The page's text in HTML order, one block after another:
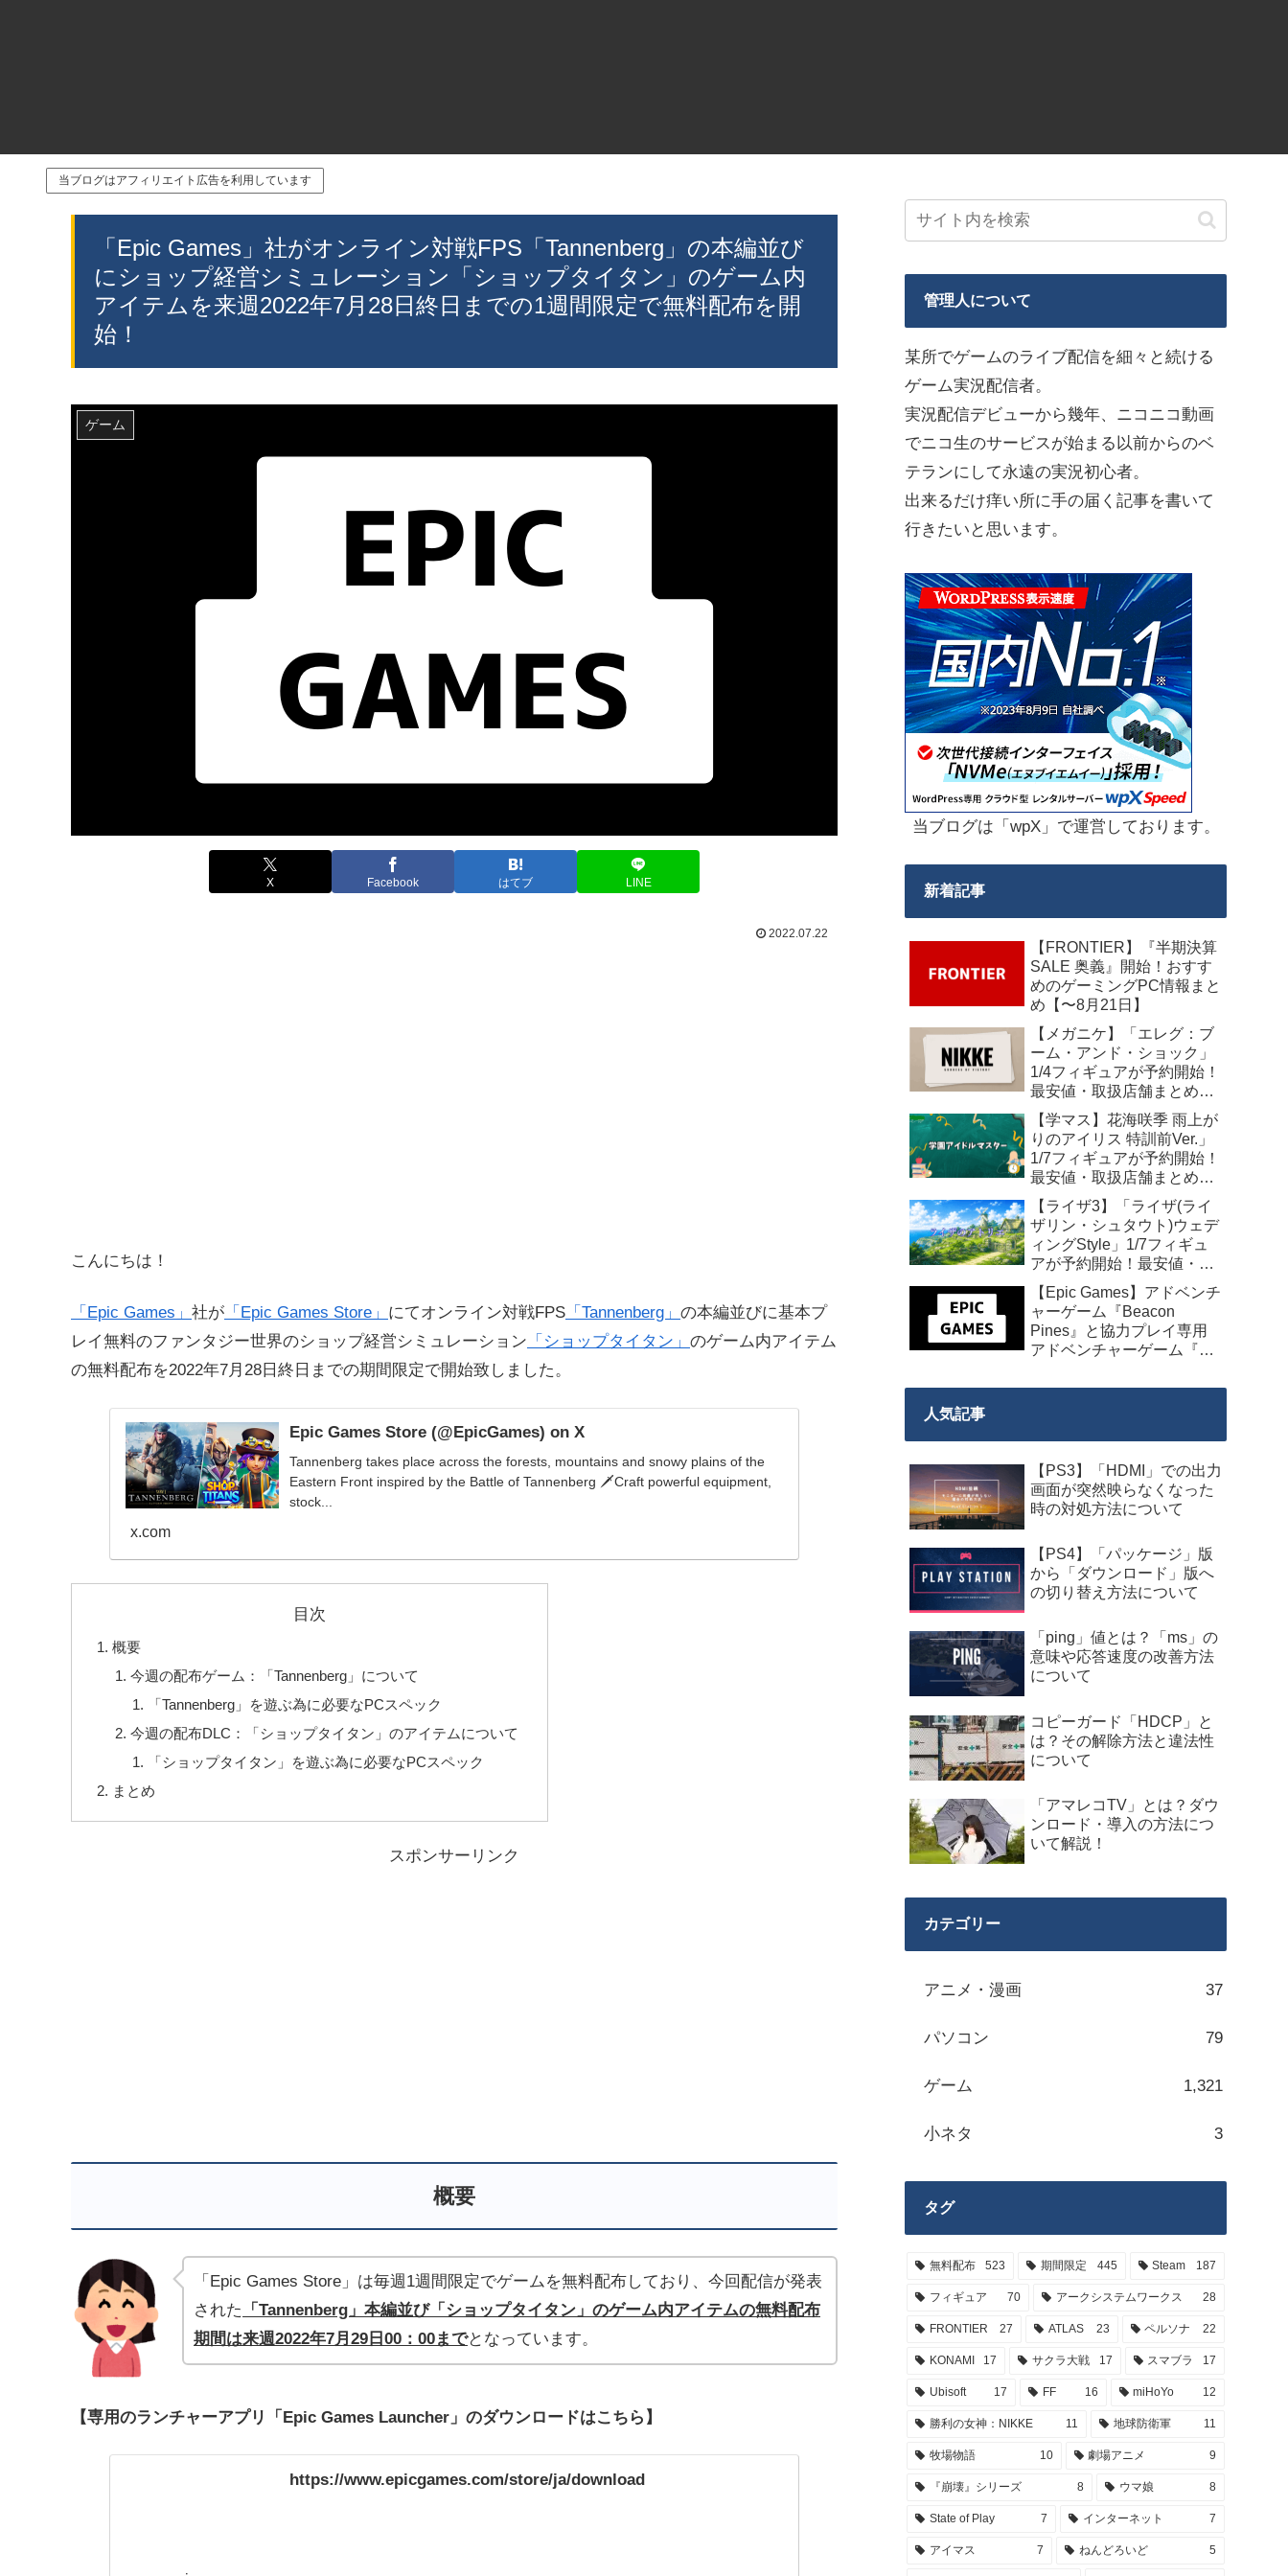
当ブログはアフィリエイト広告を利用しています
「Epic Games」社がオンライン対戦FPS「Tannenberg」の本編並び
にショップ経営シミュレーション「ショップタイタン」のゲーム内
アイテムを来週2022年7月28日終日までの1週間限定で無料配布を開
始！
ゲーム
X Facebook はてブ LINE
2022.07.22
こんにちは！
「Epic Games」 社が 「Epic Games Store」 にてオンライン対戦FPS 「Tannenberg」 の本編並びに基本プ
レイ無料のファンタジー世界のショップ経営シミュレーション 「ショップタイタン」 のゲーム内アイテム
の無料配布を2022年7月28日終日までの期間限定で開始致しました。
Epic Games Store (@EpicGames) on X
Tannenberg takes place across the forests, mountains and snowy plains of the
Eastern Front inspired by the Battle of Tannenberg 🗡Craft powerful equipment,
stock...
x.com
目次
概要
今週の配布ゲーム：「Tannenberg」について
「Tannenberg」を遊ぶ為に必要なPCスペック
今週の配布DLC：「ショップタイタン」のアイテムについて
「ショップタイタン」を遊ぶ為に必要なPCスペック
まとめ
スポンサーリンク
概要
「Epic Games Store」は毎週1週間限定でゲームを無料配布しており、今回配信が発表
された
「Tannenberg」本編並び「ショップタイタン」のゲーム内アイテムの無料配布
期間は来週2022年7月29日00：00までとなっています。
【専用のランチャーアプリ「Epic Games Launcher」のダウンロードはこちら】
https://www.epicgames.com/store/ja/download
管理人について
某所でゲームのライブ配信を細々と続ける
ゲーム実況配信者。
実況配信デビューから幾年、ニコニコ動画
でニコ生のサービスが始まる以前からのベ
テランにして永遠の実況初心者。
出来るだけ痒い所に手の届く記事を書いて
行きたいと思います。
当ブログは「wpX」で運営しております。
新着記事
【FRONTIER】『半期決算
SALE 奥義』開始！おすす
めのゲーミングPC情報まと
め【〜8月21日】
【メガニケ】「エレグ：ブ
ーム・アンド・ショック」
1/4フィギュアが予約開始！
最安値・取扱店舗まとめ
【2027年10月発売】
【学マス】花海咲季 雨上が
りのアイリス 特訓前Ver.」
1/7フィギュアが予約開始！
最安値・取扱店舗まとめ
【2027年4月発売】
【ライザ3】「ライザ(ライ
ザリン・シュタウト)ウェデ
ィングStyle」1/7フィギュ
アが予約開始！最安値・取
扱店舗まとめ【2027年4月
発売】
【Epic Games】アドベンチ
ャーゲーム『Beacon
Pines』と協力プレイ専用
アドベンチャーゲーム『We
料配布が来週2026年8月14
人気記事
【PS3】「HDMI」での出力
画面が突然映らなくなった
時の対処方法について
【PS4】「パッケージ」版
から「ダウンロード」版へ
の切り替え方法について
「ping」値とは？「ms」の
意味や応答速度の改善方法
について
コピーガード「HDCP」と
は？その解除方法と違法性
について
「アマレコTV」とは？ダウ
ンロード・導入の方法につ
いて解説！
カテゴリー
アニメ・漫画 37
パソコン 79
ゲーム 1,321
小ネタ 3
タグ
無料配布 523 期間限定 445 Steam 187
フィギュア 70 アークシステムワークス 28
FRONTIER 27 ATLAS 23 ペルソナ 22
KONAMI 17 サクラ大戦 17 スマブラ 17
Ubisoft 17 FF 16 miHoYo 12
勝利の女神：NIKKE 11 地球防衛軍 11
牧場物語 10 劇場アニメ 9
『崩壊』シリーズ 8 ウマ娘 8
State of Play 7 インターネット 7
アイマス 7 ねんどろいど 5